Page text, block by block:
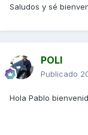
Saludos y sé
POLI
Publicado
Hola Pablo